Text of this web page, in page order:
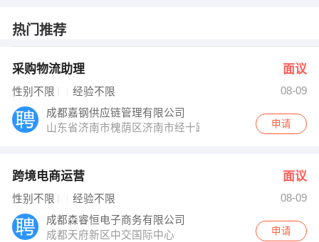
发布 [仪表操作工 ] 招聘信息
发布 [医疗销售代表 ] 招聘信息
【绵阳正能新能源技术有限公司 】 强势入驻
热门推荐
采购物流助理 面议
性别不限 经验不限
08-09
成都嘉钢供应链管理有限公司
山东省济南市槐荫区济南市经十路22799号和谐广场银座
申请
跨境电商运营 面议
性别不限 经验不限
08-09
成都森睿恒电子商务有限公司
成都天府新区中交国际中心
申请